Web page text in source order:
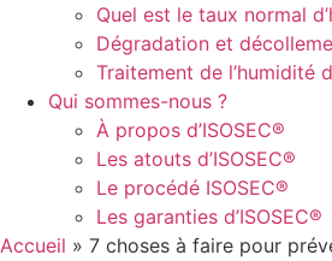
Quel est le taux normal
Dégradation et
Traitement de l’humidité
Qui sommes-nous ?
À propos d’ISOSEC®
Les atouts d’ISOSEC®
Le procédé ISOSEC®
Les garanties d’ISOSEC®
Accueil » 7 choses à faire pour